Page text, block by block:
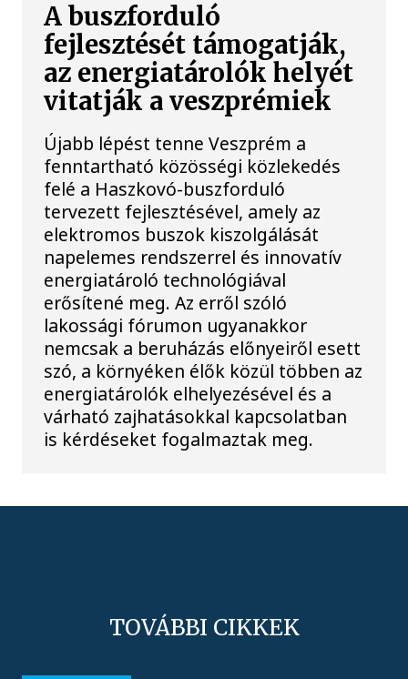
A buszforduló
fejlesztését támogatják,
az energiatárolók helyét
vitatják a veszprémiek
Újabb lépést tenne Veszprém a
fenntartható közösségi közlekedés
felé a Haszkovó-buszforduló
tervezett fejlesztésével, amely az
elektromos buszok kiszolgálását
napelemes rendszerrel és innovatív
energiatároló technológiával
erősítené meg. Az erről szóló
lakossági fórumon ugyanakkor
nemcsak a beruházás előnyeiről esett
szó, a környéken élők közül többen az
energiatárolók elhelyezésével és a
várható zajhatásokkal kapcsolatban
is kérdéseket fogalmaztak meg.
TOVÁBBI CIKKEK